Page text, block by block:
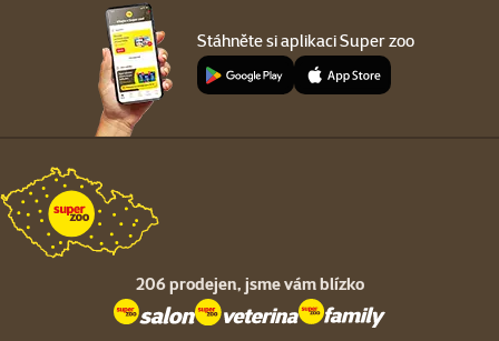
Stáhněte si aplikaci Super zoo
206 prodejen, jsme vám blízko